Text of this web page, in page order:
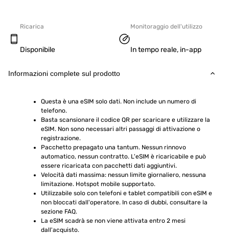
Ricarica
Disponibile
Monitoraggio dell'utilizzo
In tempo reale, in-app
Informazioni complete sul prodotto
Questa è una eSIM solo dati. Non include un numero di
telefono.
Basta scansionare il codice QR per scaricare e utilizzare la
eSIM. Non sono necessari altri passaggi di attivazione o
registrazione.
Pacchetto prepagato una tantum. Nessun rinnovo
automatico, nessun contratto. L'eSIM è ricaricabile e può
essere ricaricata con pacchetti dati aggiuntivi.
Velocità dati massima: nessun limite giornaliero, nessuna
limitazione. Hotspot mobile supportato.
Utilizzabile solo con telefoni e tablet compatibili con eSIM e
non bloccati dall'operatore. In caso di dubbi, consultare la
sezione FAQ.
La eSIM scadrà se non viene attivata entro 2 mesi
dall'acquisto.